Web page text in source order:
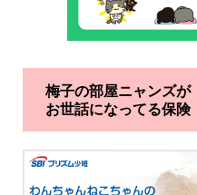
梅子の部屋ニャンズが
お世話になってる保険